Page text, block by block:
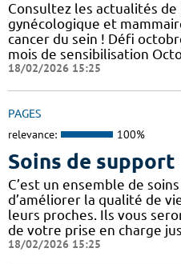
Consultez les actualités
gynécologique et
cancer du sein ! Défi
mois de sensibilisation
18/02/2026 15:25
PAGES
relevance: 100%
Soins de support
C’est un ensemble de
d’améliorer la qualité de
leurs proches. Ils vous
de votre prise en charge
18/02/2026 15:25